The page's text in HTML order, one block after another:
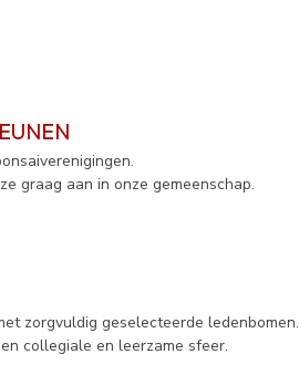
graag aan in onze gemeenschap.
zorgvuldig geselecteerde ledenbomen.
collegiale en leerzame sfeer.